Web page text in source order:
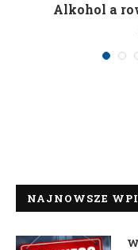
Alkohol a
NAJNOWSZE